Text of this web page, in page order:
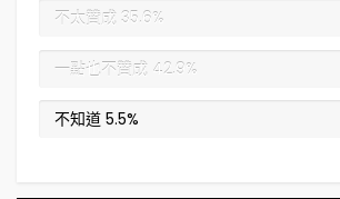
不太贊成 35.6%
一點也不贊成 42.9%
不知道 5.5%